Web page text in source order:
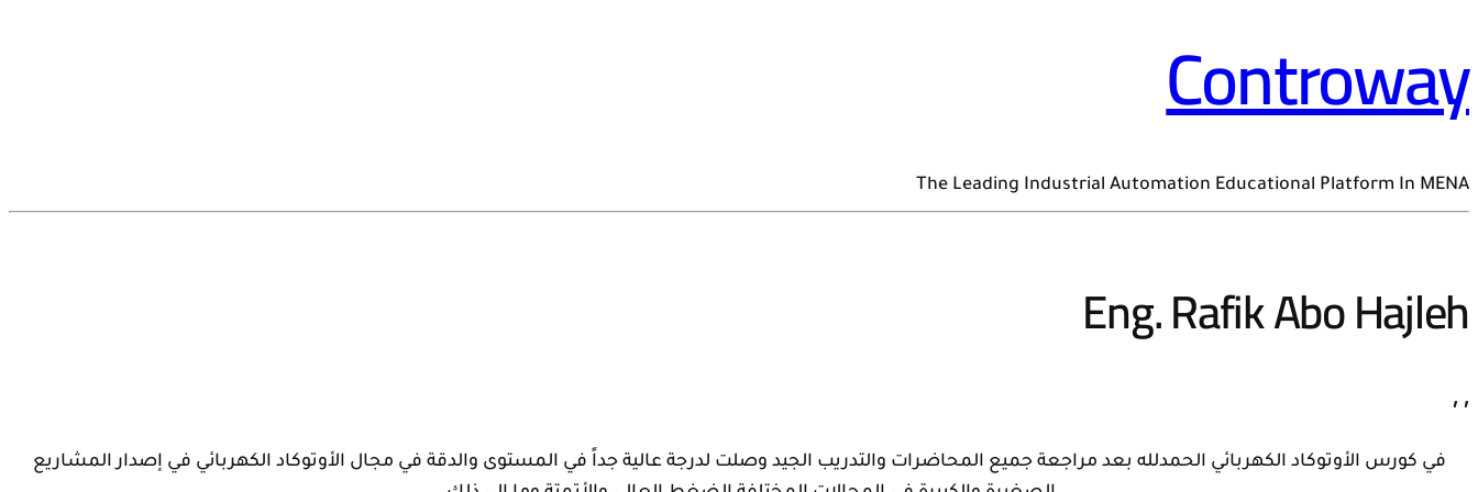
Controway
The Leading Industrial Automation Educational Platform In MENA
Eng. Rafik Abo Hajleh
,
,
في كورس الأوتوكاد الكهربائي الحمدلله بعد مراجعة جميع المحاضرات والتدريب الجيد وصلت لدرجة عالية جداً في المستوى والدقة في مجال الأوتوكاد الكهربائي في إصدار المشاريع